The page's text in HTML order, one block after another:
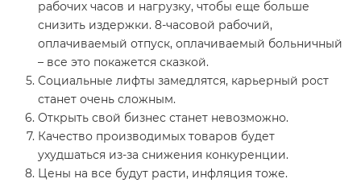
рабочих часов и нагрузку, чтобы еще больше
снизить издержки. 8-часовой рабочий,
оплачиваемый отпуск, оплачиваемый больничный
– все это покажется сказкой.
Социальные лифты замедлятся, карьерный рост
станет очень сложным.
Открыть свой бизнес станет невозможно.
Качество производимых товаров будет
ухудшаться из-за снижения конкуренции.
Цены на все будут расти, инфляция тоже.